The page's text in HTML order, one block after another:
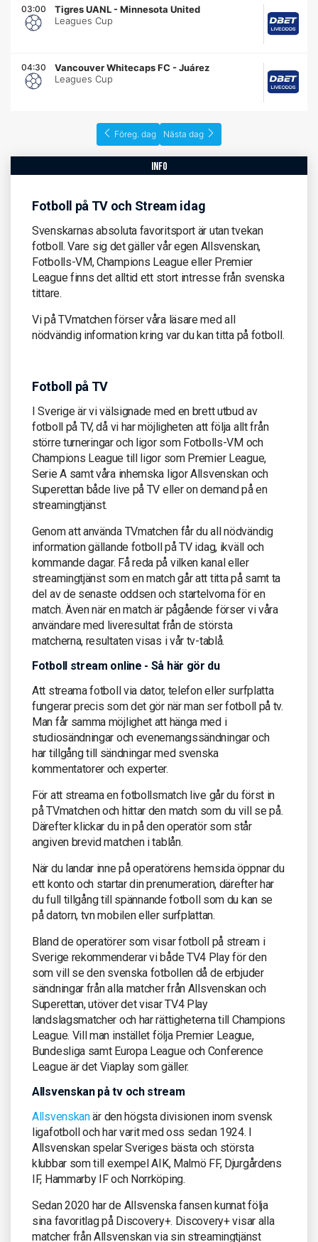
03:00 Tigres UANL -Minnesota United
Leagues Cup
04:30 Vancouver Whitecaps FC -Juárez
Leagues Cup
Föreg. dag Nästa dag
info
Fotboll på TV och Stream idag
Svenskarnas absoluta favoritsport är utan tvekan
fotboll. Vare sig det gäller vår egen Allsvenskan,
Fotbolls-VM, Champions League eller Premier
League finns det alltid ett stort intresse från svenska
tittare.
Vi på TVmatchen förser våra läsare med all
nödvändig information kring var du kan titta på fotboll.
Fotboll på TV
I Sverige är vi välsignade med en brett utbud av
fotboll på TV, då vi har möjligheten att följa allt från
större turneringar och ligor som Fotbolls-VM och
Champions League till ligor som Premier League,
Serie A samt våra inhemska ligor Allsvenskan och
Superettan både live på TV eller on demand på en
streamingtjänst.
Genom att använda TVmatchen får du all nödvändig
information gällande fotboll på TV idag, ikväll och
kommande dagar. Få reda på vilken kanal eller
streamingtjänst som en match går att titta på samt ta
del av de senaste oddsen och startelvorna för en
match. Även när en match är pågående förser vi våra
användare med liveresultat från de största
matcherna, resultaten visas i vår tv-tablå.
Fotboll stream online - Så här gör du
Att streama fotboll via dator, telefon eller surfplatta
fungerar precis som det gör när man ser fotboll på tv.
Man får samma möjlighet att hänga med i
studiosändningar och evenemangssändningar och
har tillgång till sändningar med svenska
kommentatorer och experter.
För att streama en fotbollsmatch live går du först in
på TVmatchen och hittar den match som du vill se på.
Därefter klickar du in på den operatör som står
angiven brevid matchen i tablån.
När du landar inne på operatörens hemsida öppnar du
ett konto och startar din prenumeration, därefter har
du full tillgång till spännande fotboll som du kan se
på datorn, tvn mobilen eller surfplattan.
Bland de operatörer som visar fotboll på stream i
Sverige rekommenderar vi både TV4 Play för den
som vill se den svenska fotbollen då de erbjuder
sändningar från alla matcher från Allsvenskan och
Superettan, utöver det visar TV4 Play
landslagsmatcher och har rättigheterna till Champions
League. Vill man instället följa Premier League,
Bundesliga samt Europa League och Conference
League är det Viaplay som gäller.
Allsvenskan på tv och stream
Allsvenskanär den högsta divisionen inom svensk
ligafotboll och har varit med oss sedan 1924. I
Allsvenskan spelar Sveriges bästa och största
klubbar som till exempel AIK, Malmö FF, Djurgårdens
IF, Hammarby IF och Norrköping.
Sedan 2020 har de Allsvenska fansen kunnat följa
sina favoritlag på Discovery+. Discovery+ visar alla
matcher från Allsvenskan via sin streamingtjänst